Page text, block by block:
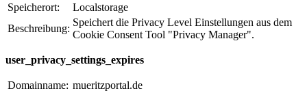
Speicherort:
Localstorage
Beschreibung:
Speichert die Privacy Level Einstellungen aus dem
Cookie Consent Tool "Privacy Manager".
user_privacy_settings_expires
Domainname: mueritzportal.de